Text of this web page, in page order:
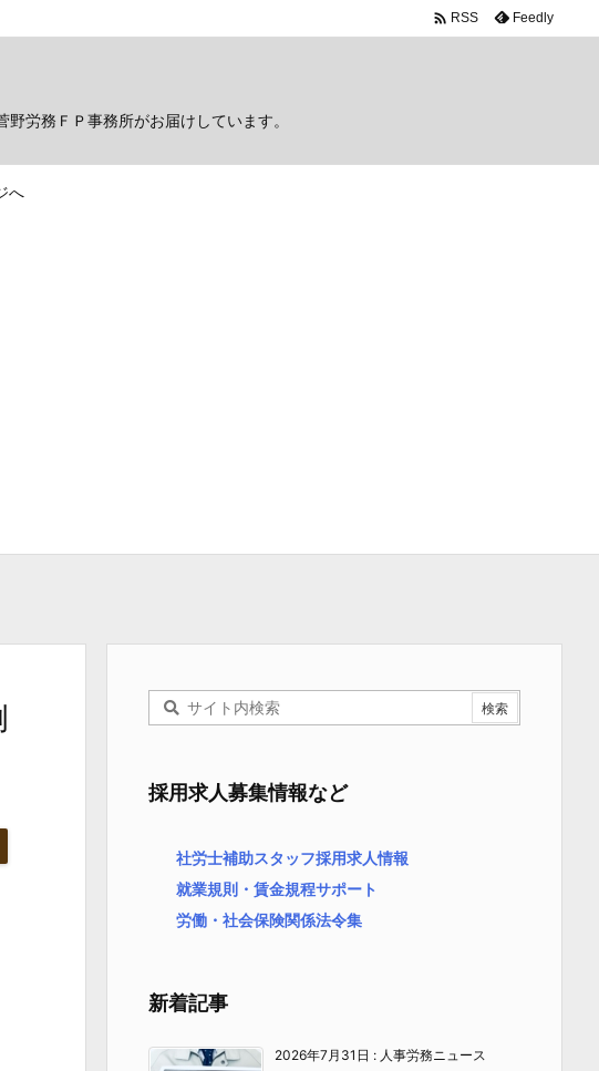
労務ＦＰ事務所がお届けしています。
へ
 RSS Feedly
採用求人募集情報など
社労士補助スタッフ採用求人情報
就業規則・賃金規程サポート
労働・社会保険関係法令集
新着記事
2026年7月31日 : 人事労務ニュース